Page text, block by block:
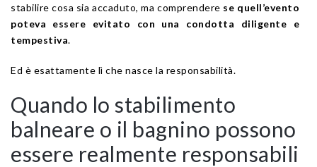
stabilire cosa sia accaduto, ma comprendere se quell’evento
poteva essere evitato con una condotta diligente e
tempestiva.
Ed è esattamente lì che nasce la responsabilità.
Quando lo stabilimento
balneare o il bagnino possono
essere realmente responsabili